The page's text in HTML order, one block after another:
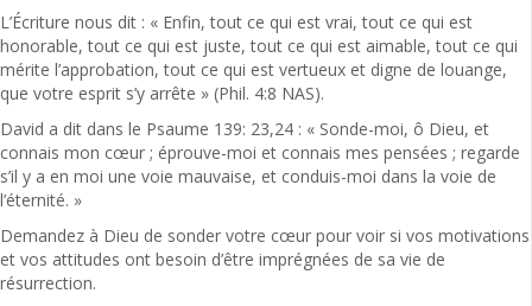
L’Écriture nous dit : « Enfin, tout ce qui est vrai, tout ce qui est
honorable, tout ce qui est juste, tout ce qui est aimable, tout ce qui
mérite l’approbation, tout ce qui est vertueux et digne de louange,
que votre esprit s’y arrête » (Phil. 4:8 NAS).
David a dit dans le Psaume 139: 23,24 : « Sonde-moi, ô Dieu, et
connais mon cœur ; éprouve-moi et connais mes pensées ; regarde
s’il y a en moi une voie mauvaise, et conduis-moi dans la voie de
l’éternité. »
Demandez à Dieu de sonder votre cœur pour voir si vos motivations
et vos attitudes ont besoin d’être imprégnées de sa vie de
résurrection.